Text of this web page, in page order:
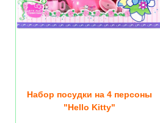
Набор посудки на 4 персоны
"Hello Kitty"